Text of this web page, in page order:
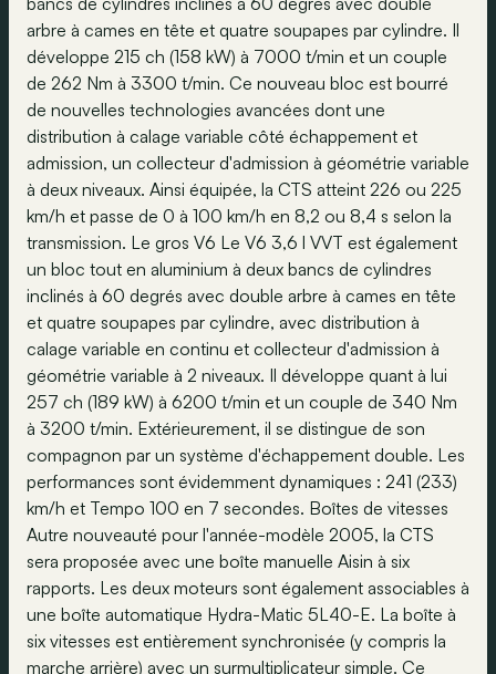
arbre à cames en tête et quatre soupapes par cylindre. Il
développe 215 ch (158 kW) à 7000 t/min et un couple
de 262 Nm à 3300 t/min. Ce nouveau bloc est bourré
de nouvelles technologies avancées dont une
distribution à calage variable côté échappement et
admission, un collecteur d'admission à géométrie variable
à deux niveaux. Ainsi équipée, la CTS atteint 226 ou 225
km/h et passe de 0 à 100 km/h en 8,2 ou 8,4 s selon la
transmission. Le gros V6 Le V6 3,6 l VVT est également
un bloc tout en aluminium à deux bancs de cylindres
inclinés à 60 degrés avec double arbre à cames en tête
et quatre soupapes par cylindre, avec distribution à
calage variable en continu et collecteur d'admission à
géométrie variable à 2 niveaux. Il développe quant à lui
257 ch (189 kW) à 6200 t/min et un couple de 340 Nm
à 3200 t/min. Extérieurement, il se distingue de son
compagnon par un système d'échappement double. Les
performances sont évidemment dynamiques : 241 (233)
km/h et Tempo 100 en 7 secondes. Boîtes de vitesses
Autre nouveauté pour l'année-modèle 2005, la CTS
sera proposée avec une boîte manuelle Aisin à six
rapports. Les deux moteurs sont également associables à
une boîte automatique Hydra-Matic 5L40-E. La boîte à
six vitesses est entièrement synchronisée (y compris la
marche arrière) avec un surmultiplicateur simple. Ce